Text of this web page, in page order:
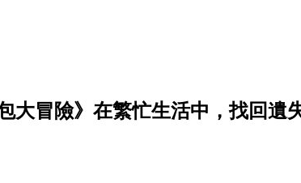
大冒險》在繁忙生活中，找回遺